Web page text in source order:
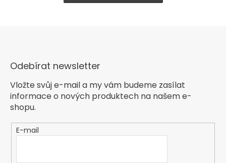
Odebírat newsletter
Vložte svůj e-mail a my vám budeme zasílat
informace o nových produktech na našem e-
shopu.
E-mail